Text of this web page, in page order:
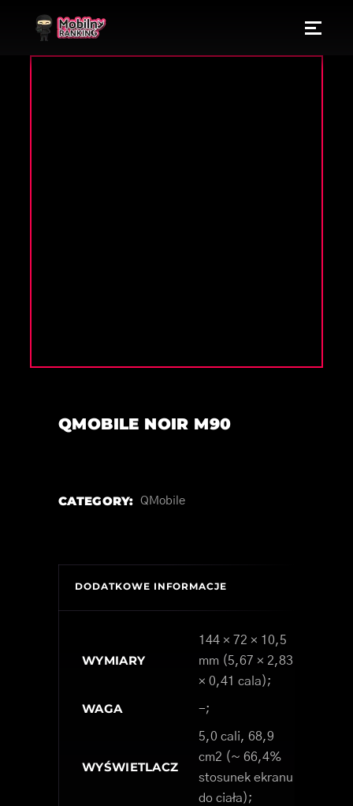
QMOBILE NOIR M90
CATEGORY: QMobile
DODATKOWE INFORMACJE
WYMIARY
144 × 72 × 10,5
mm (5,67 × 2,83
× 0,41 cala);
WAGA -;
WYŚWIETLACZ
5,0 cali, 68,9
cm2 (~ 66,4%
stosunek ekranu
do ciała);